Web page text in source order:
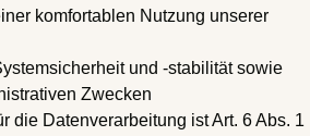
komfortablen Nutzung unserer
und -stabilität sowie
Zwecken
die Datenverarbeitung ist Art. 6 Abs. 1